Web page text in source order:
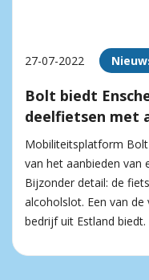
27-07-2022
Bolt biedt
deelfietsen met
Mobiliteitsplatform
van het aanbieden van
Bijzonder detail: de
alcoholslot. Een van
bedrijf uit Estland biedt.